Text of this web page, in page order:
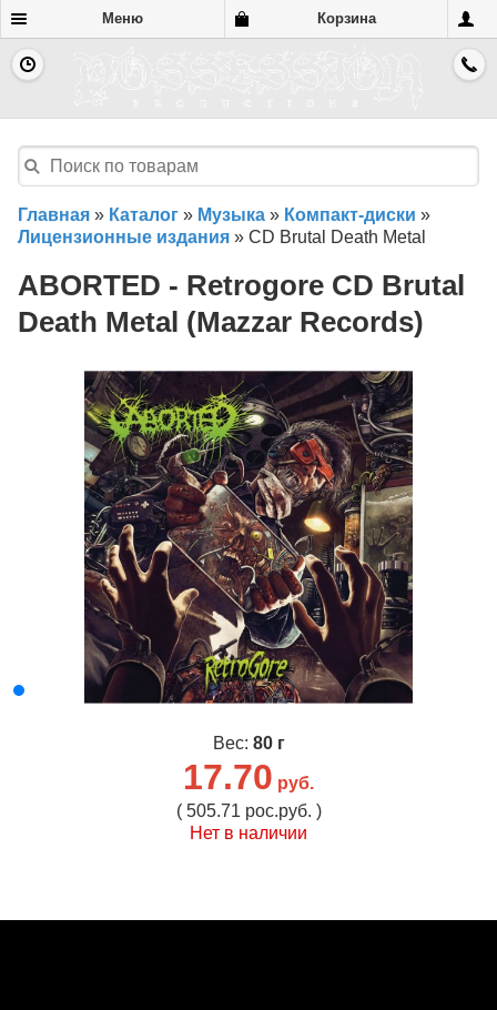
Меню Корзина
Главная » Каталог » Музыка » Компакт-диски »
Лицензионные издания » CD Brutal Death Metal
ABORTED - Retrogore CD Brutal
Death Metal (Mazzar Records)
Вес: 80 г
17.70 руб.
( 505.71 рос.руб. )
Нет в наличии